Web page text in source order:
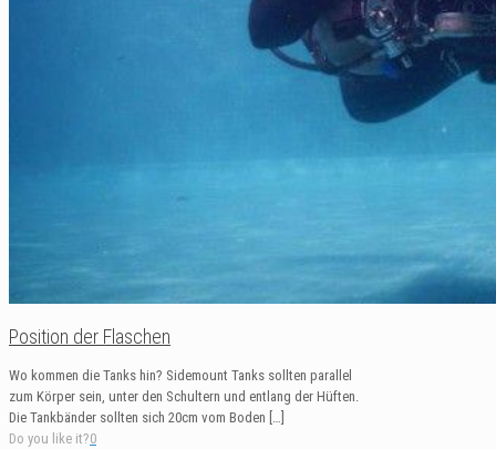
Position der Flaschen
Wo kommen die Tanks hin? Sidemount Tanks sollten parallel
zum Körper sein, unter den Schultern und entlang der Hüften.
Die Tankbänder sollten sich 20cm vom Boden […]
Do you like it?0